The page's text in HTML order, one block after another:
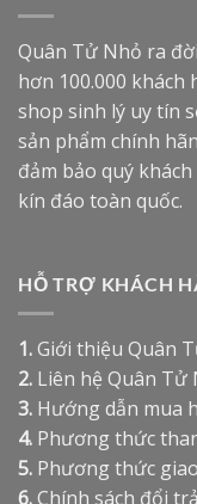
Quân Tử Nhỏ ra
hơn 100.000
shop sinh lý uy tín
sản phẩm chính
đảm bảo quý
kín đáo toàn quốc.
HỖ TRỢ KHÁCH
1.Giới thiệu Quân
2. Liên hệ Quân Tử
3. Hướng dẫn mua
4. Phương thức
5. Phương thức
6.Chính sách đổi